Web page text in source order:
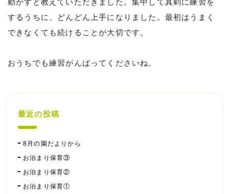
するうちに、どんどん上手になりました。最初はうまく
できなくても続けることが大切です。
おうちでも練習がんばってくださいね。
最近の投稿
8月の園だよりから
お泊まり保育③
お泊まり保育②
お泊まり保育①